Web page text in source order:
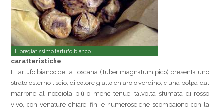
Il pregiatissimo tartufo bianco
caratteristiche
Il tartufo bianco della Toscana (Tuber magnatum pico) presenta uno
strato esterno liscio, di colore giallo chiaro o verdino, e una polpa dal
marrone al nocciola più o meno tenue, talvolta sfumata di rosso
vivo, con venature chiare, fini e numerose che scompaiono con la